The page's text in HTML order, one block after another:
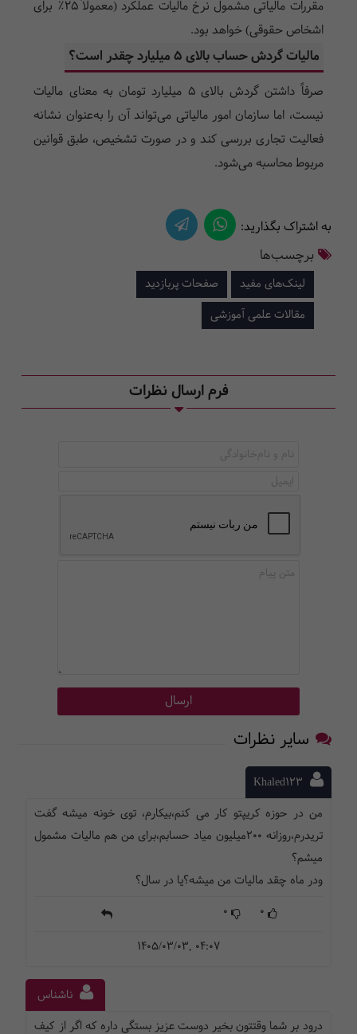
مقررات مالیاتی مشمول نرخ مالیات عملکرد (معمولاً ۲۵٪ برای
اشخاص حقوقی) خواهد بود.
مالیات گردش حساب بالای ۵ میلیارد چقدر است؟
صرفاً داشتن گردش بالای ۵ میلیارد تومان به معنای مالیات
نیست، اما سازمان امور مالیاتی می‌تواند آن را به‌عنوان نشانه
فعالیت تجاری بررسی کند و در صورت تشخیص، طبق قوانین
مربوط محاسبه می‌شود.
به اشتراک بگذارید:
برچسب‌ها
لینک‌های مفید
صفحات پربازدید
مقالات علمی آموزشی
فرم ارسال نظرات
سایر نظرات
من در حوزه کریپتو کار می کنم،بیکارم، توی خونه میشه گفت
تریدرم،روزانه ۲۰۰میلیون میاد حسابم،برای من هم مالیات مشمول
میشم؟
ودر ماه چقد مالیات من میشه؟یا در سال؟
0
0
1405/03/03, 04:07
ناشناس
درود بر شما وقتتون بخیر دوست عزیز بستگی داره که اگر از کیف